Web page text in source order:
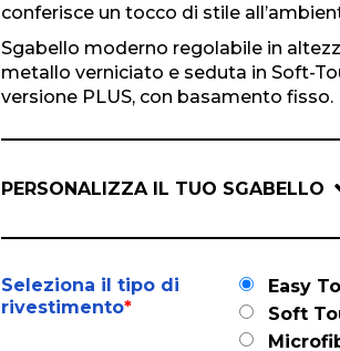
conferisce un tocco di stile
Sgabello moderno regolabile in
metallo verniciato e seduta in Soft-
versione PLUS, con basamento fisso.
PERSONALIZZA IL TUO SGABELLO
Seleziona il tipo di
rivestimento*
Easy
Soft